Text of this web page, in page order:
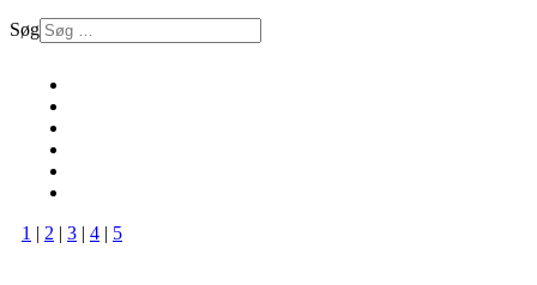
Søg
1 | 2 | 3 | 4 | 5